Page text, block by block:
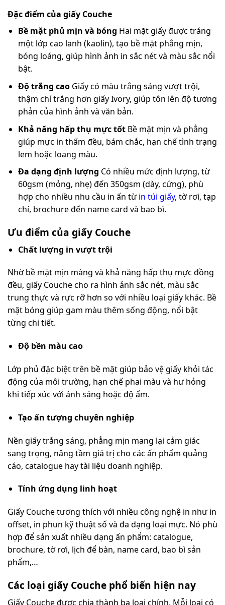
Đặc điểm của giấy Couche
Bề mặt phủ mịn và bóng Hai mặt giấy được tráng
một lớp cao lanh (kaolin), tạo bề mặt phẳng mịn,
bóng loáng, giúp hình ảnh in sắc nét và màu sắc nổi
bật.
Độ trắng cao Giấy có màu trắng sáng vượt trội,
thậm chí trắng hơn giấy Ivory, giúp tôn lên độ tương
phản của hình ảnh và văn bản.
Khả năng hấp thụ mực tốt Bề mặt mịn và phẳng
giúp mực in thấm đều, bám chắc, hạn chế tình trạng
lem hoặc loang màu.
Đa dạng định lượng Có nhiều mức định lượng, từ
60gsm (mỏng, nhẹ) đến 350gsm (dày, cứng), phù
hợp cho nhiều nhu cầu in ấn từin túi giấy, tờ rơi, tạp
chí, brochure đến name card và bao bì.
Ưu điểm của giấy Couche
Chất lượng in vượt trội
Nhờ bề mặt mịn màng và khả năng hấp thụ mực đồng
đều, giấy Couche cho ra hình ảnh sắc nét, màu sắc
trung thực và rực rỡ hơn so với nhiều loại giấy khác. Bề
mặt bóng giúp gam màu thêm sống động, nổi bật
từng chi tiết.
Độ bền màu cao
Lớp phủ đặc biệt trên bề mặt giúp bảo vệ giấy khỏi tác
động của môi trường, hạn chế phai màu và hư hỏng
khi tiếp xúc với ánh sáng hoặc độ ẩm.
Tạo ấn tượng chuyên nghiệp
Nền giấy trắng sáng, phẳng mịn mang lại cảm giác
sang trọng, nâng tầm giá trị cho các ấn phẩm quảng
cáo, catalogue hay tài liệu doanh nghiệp.
Tính ứng dụng linh hoạt
Giấy Couche tương thích với nhiều công nghệ in như in
offset, in phun kỹ thuật số và đa dạng loại mực. Nó phù
hợp để sản xuất nhiều dạng ấn phẩm: catalogue,
brochure, tờ rơi, lịch để bàn, name card, bao bì sản
phẩm,…
Các loại giấy Couche phổ biến hiện nay
Giấy Couche được chia thành ba loại chính. Mỗi loại có